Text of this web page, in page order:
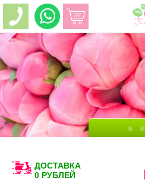
ДОСТАВКА
0 РУБЛЕЙ